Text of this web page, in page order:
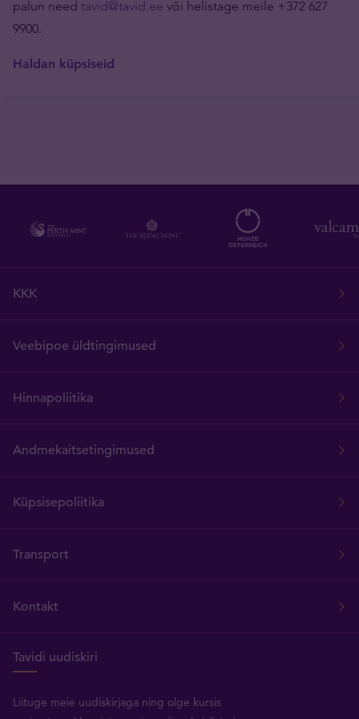
palun need tavid@tavid.ee või helistage meile +372 627
9900.
Haldan küpsiseid
KKK
Veebipoe üldtingimused
Hinnapoliitika
Andmekaitsetingimused
Küpsisepoliitika
Transport
Kontakt
Tavidi uudiskiri
Liituge meie uudiskirjaga ning olge kursis